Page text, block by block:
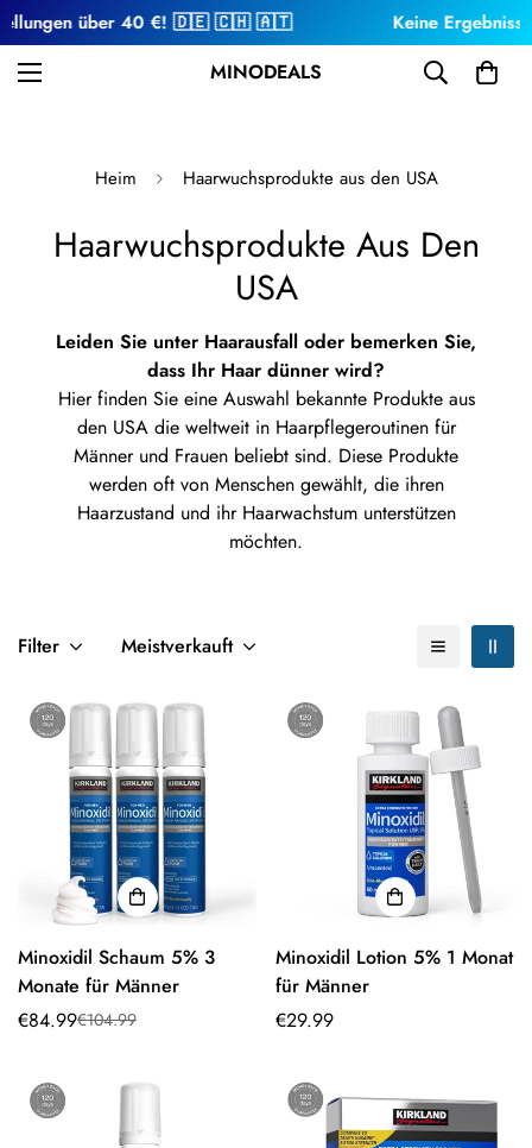
über 40 €! 🇩🇪 🇨🇭 🇦🇹 Keine
MINODEALS
Heim Haarwuchsprodukte aus den USA
Haarwuchsprodukte Aus Den
USA
Leiden Sie unter Haarausfall oder bemerken Sie,
dass Ihr Haar dünner wird?
Hier finden Sie eine Auswahl bekannte Produkte aus
den USAdie weltweit in Haarpflegeroutinen für
Männer und Frauen beliebt sind. Diese Produkte
werden oft von Menschen gewählt, die ihren
Haarzustand und ihr Haarwachstum unterstützen
möchten.
Filter Meistverkauft
Minoxidil Schaum 5% 3
Monate für Männer
Verkaufspreis
€84.99
Normaler€104.99
Minoxidil Lotion 5% 1 Monat
für Männer
Normaler
€29.99